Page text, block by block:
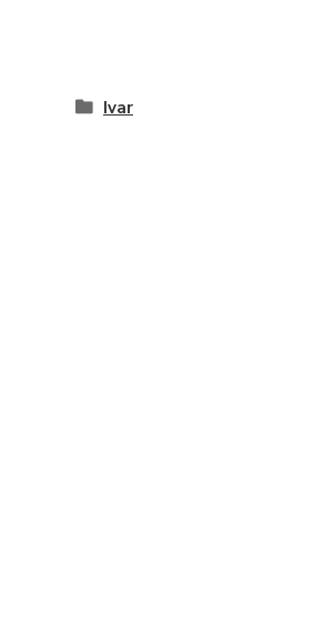
Ivar